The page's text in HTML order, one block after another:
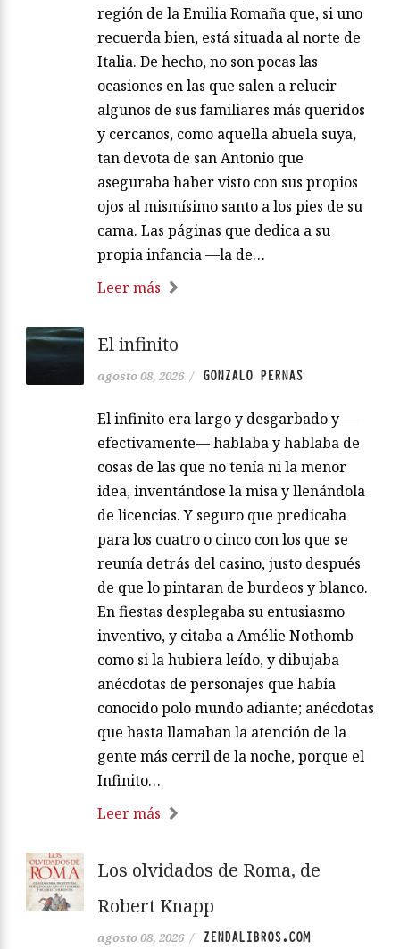
región de la Emilia Romaña que, si uno
recuerda bien, está situada al norte de
Italia. De hecho, no son pocas las
ocasiones en las que salen a relucir
algunos de sus familiares más queridos
y cercanos, como aquella abuela suya,
tan devota de san Antonio que
aseguraba haber visto con sus propios
ojos al mismísimo santo a los pies de su
cama. Las páginas que dedica a su
propia infancia —la de…
Leer más
El infinito
agosto 08, 2026 / GONZALO PERNAS
El infinito era largo y desgarbado y —
efectivamente— hablaba y hablaba de
cosas de las que no tenía ni la menor
idea, inventándose la misa y llenándola
de licencias. Y seguro que predicaba
para los cuatro o cinco con los que se
reunía detrás del casino, justo después
de que lo pintaran de burdeos y blanco.
En fiestas desplegaba su entusiasmo
inventivo, y citaba a Amélie Nothomb
como si la hubiera leído, y dibujaba
anécdotas de personajes que había
conocido polo mundo adiante; anécdotas
que hasta llamaban la atención de la
gente más cerril de la noche, porque el
Infinito…
Leer más
Los olvidados de Roma, de
Robert Knapp
agosto 08, 2026 / ZENDALIBROS.COM